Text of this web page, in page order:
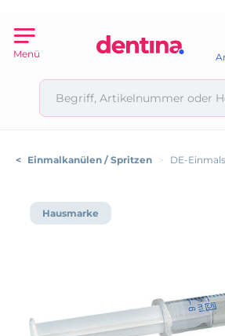
Menü
< Einmalkanülen / Spritzen > DE-
Hausmarke